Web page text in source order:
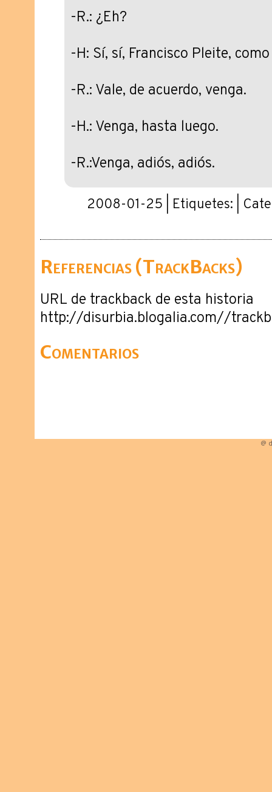
-R.: ¿Eh?
-H: Sí, sí, Francisco Pleite,
-R.: Vale, de acuerdo, venga.
-H.: Venga, hasta luego.
-R.:Venga, adiós, adiós.
2008-01-25 | Etiquetes: |
Referencias (TrackBacks)
URL de trackback de esta historia
http://disurbia.blogalia.com//
Comentarios
@